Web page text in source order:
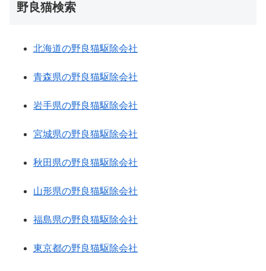
野良猫検索
北海道の野良猫駆除会社
青森県の野良猫駆除会社
岩手県の野良猫駆除会社
宮城県の野良猫駆除会社
秋田県の野良猫駆除会社
山形県の野良猫駆除会社
福島県の野良猫駆除会社
東京都の野良猫駆除会社